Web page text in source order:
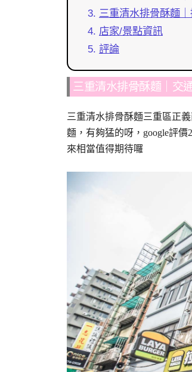
三重清水排骨酥麵
店家/景點資訊
評論
三重清水排骨酥麵｜交
三重清水排骨酥麵三重區正
麵，有夠猛的呀，google評
來相當值得期待囉